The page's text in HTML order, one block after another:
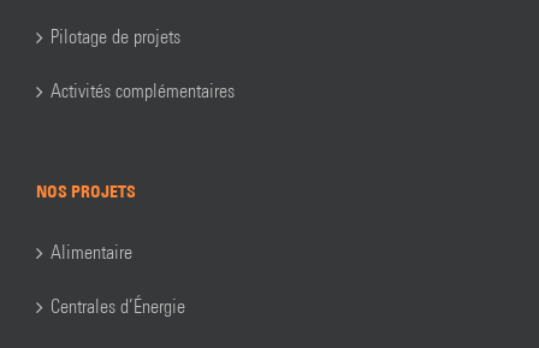
Pilotage de projets
Activités complémentaires
NOS PROJETS
Alimentaire
Centrales d’Énergie